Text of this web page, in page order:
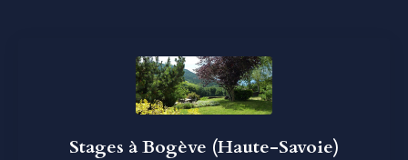
Stages à Bogève (Haute-Savoie)